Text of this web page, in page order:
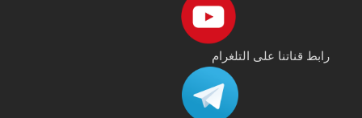
رابط قناتنا على التلغرام